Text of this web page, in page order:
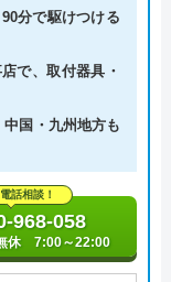
分で駆けつける
で、取付器具・
国・九州地方も
話相談！
968-058
休 7:00～22:00